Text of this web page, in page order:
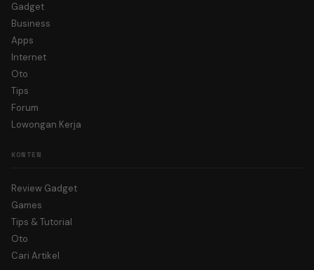
Gadget
Business
Apps
Internet
Oto
Tips
Forum
Lowongan Kerja
KONTEN
Review Gadget
Games
Tips & Tutorial
Oto
Cari Artikel